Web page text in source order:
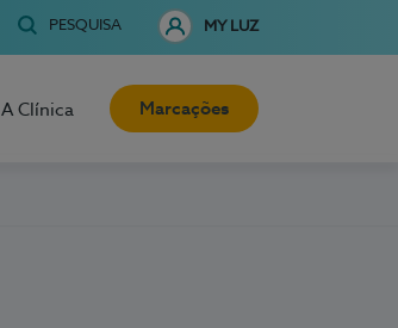
PESQUISA MY LUZ
A Clínica Marcações